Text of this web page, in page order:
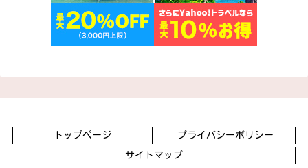
トップページ プライバシーポリシー
サイトマップ